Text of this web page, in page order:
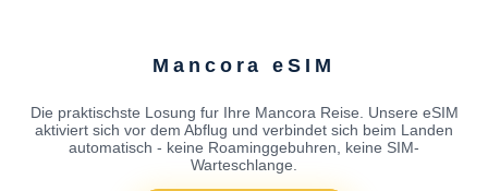
Mancora eSIM
Die praktischste Losung fur Ihre Mancora Reise. Unsere eSIM
aktiviert sich vor dem Abflug und verbindet sich beim Landen
automatisch - keine Roaminggebuhren, keine SIM-
Warteschlange.